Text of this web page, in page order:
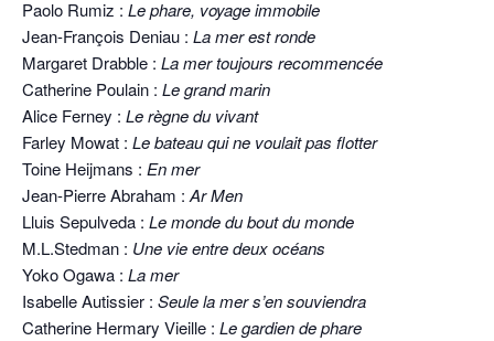
Paolo Rumiz : Le phare, voyage immobile
Jean-François Deniau : La mer est ronde
Margaret Drabble : La mer toujours recommencée
Catherine Poulain : Le grand marin
Alice Ferney : Le règne du vivant
Farley Mowat : Le bateau qui ne voulait pas flotter
Toine Heijmans : En mer
Jean-Pierre Abraham :Ar Men
Lluis Sepulveda : Le monde du bout du monde
M.L.Stedman : Une vie entre deux océans
Yoko Ogawa : La mer
Isabelle Autissier : Seule la mer s’en souviendra
Catherine Hermary Vieille : Le gardien de phare